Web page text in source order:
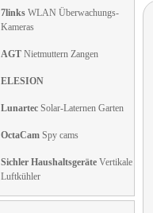
7links WLAN Überwachungs-
Kameras
AGT Nietmuttern Zangen
ELESION
Lunartec Solar-Laternen Garten
OctaCam Spy cams
Sichler Haushaltsgeräte Vertikale
Luftkühler